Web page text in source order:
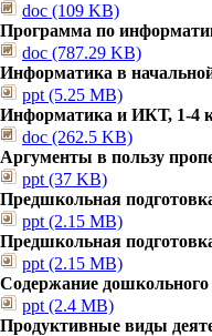
doc (109 KB)
Программа по
doc (787.29 KB)
Информатика в
ppt (5.25 MB)
Информатика и ИКТ, 1-4
doc (262.5 KB)
Аргументы в пользу
ppt (37 KB)
Предшкольная
ppt (2.15 MB)
Предшкольная
ppt (2.15 MB)
Содержание дошкольного
ppt (2.4 MB)
Продуктивные виды